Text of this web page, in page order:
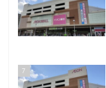
7